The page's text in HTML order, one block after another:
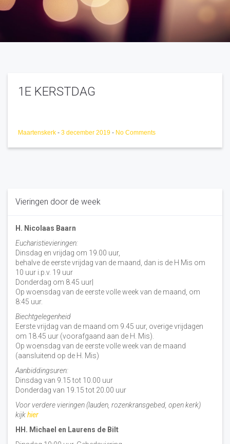
1E KERSTDAG
Maartenskerk - 3 december 2019 - No Comments
Vieringen door de week
H. Nicolaas Baarn
Eucharistievieringen:
Dinsdag en vrijdag om 19.00 uur,
behalve de eerste vrijdag van de maand, dan is de H Mis om
10 uur i.p.v. 19 uur
Donderdag om 8.45 uur|
Op woensdag van de eerste volle week van de maand, om
8:45 uur.
Biechtgelegenheid
Eerste vrijdag van de maand om 9.45 uur, overige vrijdagen
om 18.45 uur (voorafgaand aan de H. Mis).
Op woensdag van de eerste volle week van de maand
(aansluitend op de H. Mis)
Aanbiddingsuren:
Dinsdag van 9.15 tot 10.00 uur
Donderdag van 19.15 tot 20.00 uur
Voor verdere vieringen (lauden, rozenkransgebed, open kerk)
kijkhier
HH. Michael en Laurens de Bilt